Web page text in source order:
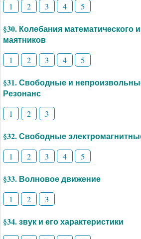
1 2 3 4 5
§30. Колебания математического
маятников
1 2 3 4 5
§31. Свободные и
Резонанс
1 2 3
§32. Свободные
1 2 3 4 5
§33. Волновое движение
1 2 3
§34. звук и его характеристики